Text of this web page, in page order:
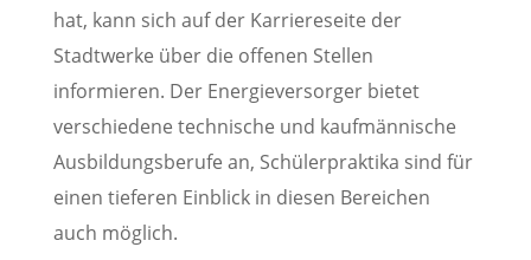
hat, kann sich auf der Karriereseite der
Stadtwerke über die offenen Stellen
informieren. Der Energieversorger bietet
verschiedene technische und kaufmännische
Ausbildungsberufe an, Schülerpraktika sind für
einen tieferen Einblick in diesen Bereichen
auch möglich.